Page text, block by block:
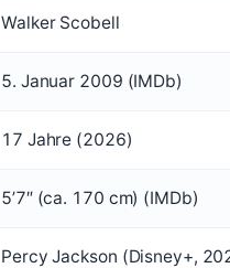
Walker Scobell
5. Januar 2009 (IMDb)
17 Jahre (2026)
5’7″ (ca. 170 cm) (IMDb)
Percy Jackson (Disney+,